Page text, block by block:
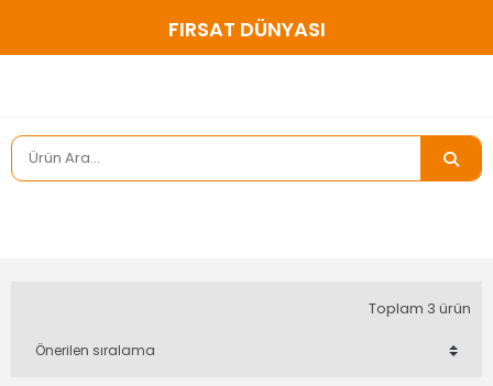
FIRSAT DÜNYASI
Toplam 3 ürün